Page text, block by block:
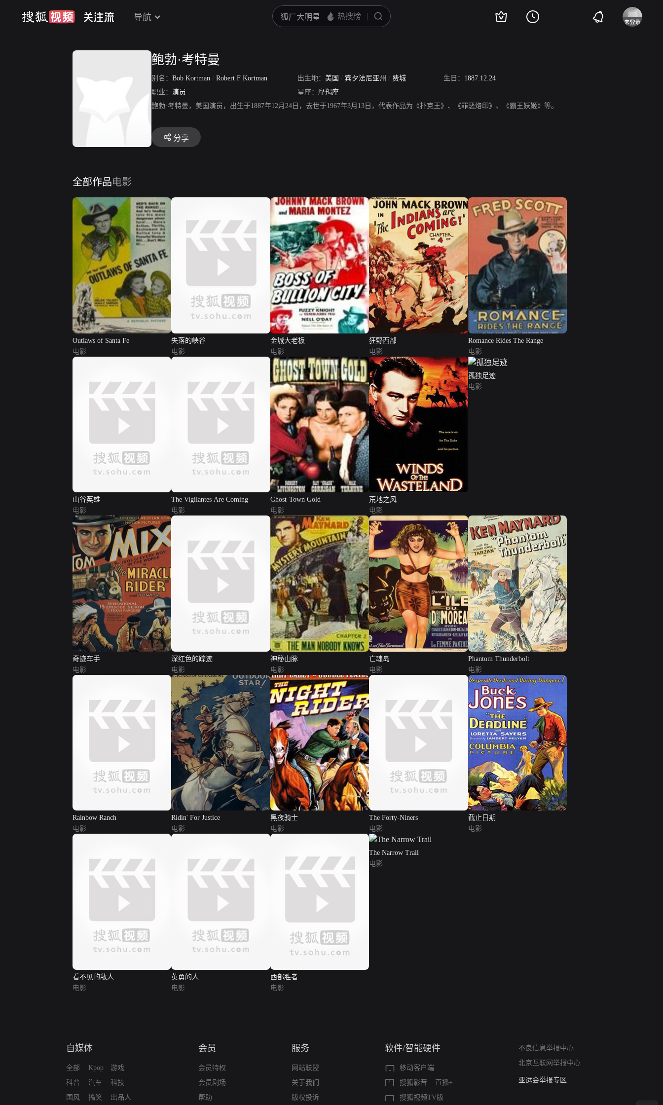
导航
鲍勃·考特曼
别名： Bob Kortman / Robert F Kortman 出生地： 美国 / 宾夕法尼亚州 / 费城 生日： 1887.12.24
职业： 演员 星座： 摩羯座
鲍勃·考特曼，美国演员，出生于1887年12月24日，去世于1967年3月13日，代表作品为《扑克王》、《罪恶烙印》、《霸王妖姬》等。
分享
全部作品电影
Outlaws of Santa Fe
电影
失落的峡谷
电影
金城大老板
电影
狂野西部
电影
Romance Rides The Range
电影
山谷英雄
电影
The Vigilantes Are Coming
电影
Ghost-Town Gold
电影
荒地之风
电影
孤独足迹
电影
奇迹车手
电影
深红色的踪迹
电影
神秘山脉
电影
亡魂岛
电影
Phantom Thunderbolt
电影
Rainbow Ranch
电影
Ridin' For Justice
电影
黑夜骑士
电影
The Forty-Niners
电影
截止日期
电影
看不见的敌人
电影
英勇的人
电影
西部胜者
电影
The Narrow Trail
电影
自媒体
全部
科普
国风
Kpop
汽车
搞笑
游戏
科技
出品人
会员
会员特权
会员剧场
帮助
服务
网站联盟
关于我们
版权投诉
软件/智能硬件
移动客户端
搜狐影音
直播+
搜狐视频TV版
不良信息举报中心
北京互联网举报中心
亚运会举报专区
涉历史虚无举报